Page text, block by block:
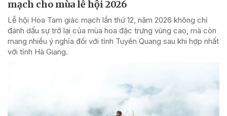
mạch cho mùa lễ hội 2026
Lễ hội Hoa Tam giác mạch lần thứ 12, năm 2026 không chỉ
đánh dấu sự trở lại của mùa hoa đặc trưng vùng cao, mà còn
mang nhiều ý nghĩa đối với tỉnh Tuyên Quang sau khi hợp nhất
với tỉnh Hà Giang.